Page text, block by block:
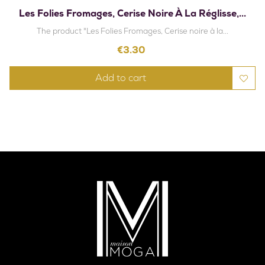
Les Folies Fromages, Cerise Noire À La Réglisse,...
The product "Les Folies Fromages, Cerise noire à la...
Price
€3.30
Add to cart